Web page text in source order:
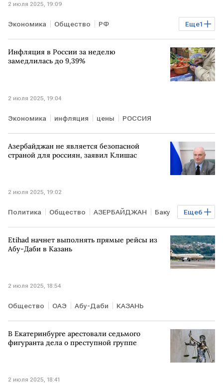
2 июля 2025, 19:09
Еще1
Экономика Общество РФ
Максим Решетников
Инфляция в России за неделю
замедлилась до 9,39%
2 июля 2025, 19:04
Экономика инфляция цены РОССИЯ
Азербайджан не является безопасной
страной для россиян, заявил Клишас
2 июля 2025, 19:02
Еще6
Политика Общество АЗЕРБАЙДЖАН Баку
РФ Андрей Клишас Дмитрий Песков
Мария Захарова
Etihad начнет выполнять прямые рейсы из
Абу-Даби в Казань
2 июля 2025, 18:54
Общество ОАЭ Абу-Даби КАЗАНЬ
В Екатеринбурге арестовали седьмого
фигуранта дела о преступной группе
2 июля 2025, 18:41